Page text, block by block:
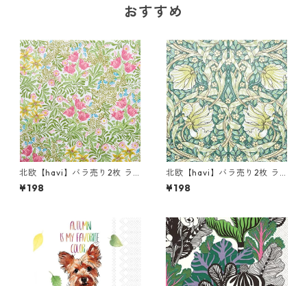
おすすめ
北欧【havi】バラ売り2枚 ラ
ンチサイズ ペーパーナプキン
Bower グリーン William Mor
¥198
北欧【havi】バラ売り2枚 ラ
ンチサイズ ペーパーナプキン
Pimpernel グリーン William
¥198